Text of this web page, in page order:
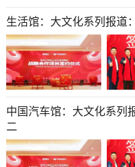
生活馆：大文化系列报道
中国汽车馆：大文化系列
二